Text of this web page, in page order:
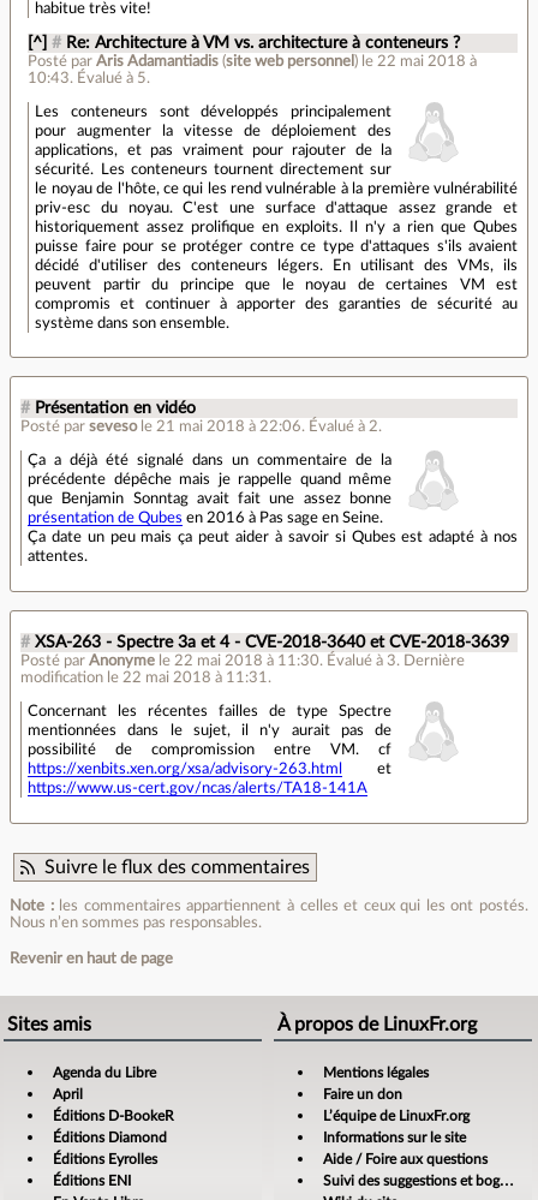
habitue très vite!
[^] # Re: Architecture à VM vs. architecture à conteneurs ?
Posté parAris Adamantiadis (site web personnel ) le 22 mai 2018 à
10:43. Évalué à 5.
Les conteneurs sont développés principalement
pour augmenter la vitesse de déploiement des
applications, et pas vraiment pour rajouter de la
sécurité. Les conteneurs tournent directement sur
le noyau de l'hôte, ce qui les rend vulnérable à la première vulnérabilité
priv-esc du noyau. C'est une surface d'attaque assez grande et
historiquement assez prolifique en exploits. Il n'y a rien que Qubes
puisse faire pour se protéger contre ce type d'attaques s'ils avaient
décidé d'utiliser des conteneurs légers. En utilisant des VMs, ils
peuvent partir du principe que le noyau de certaines VM est
compromis et continuer à apporter des garanties de sécurité au
système dans son ensemble.
# Présentation en vidéo
Posté par seveso le 21 mai 2018 à 22:06. Évalué à 2.
Ça a déjà été signalé dans un commentaire de la
précédente dépêche mais je rappelle quand même
que Benjamin Sonntag avait fait une assez bonne
présentation de Qubes en 2016 à Pas sage en Seine.
Ça date un peu mais ça peut aider à savoir si Qubes est adapté à nos
attentes.
# XSA-263 - Spectre 3a et 4 - CVE-2018-3640 et CVE-2018-3639
Posté par Anonyme le 22 mai 2018 à 11:30. Évalué à 3. Dernière
modification le 22 mai 2018 à 11:31.
Concernant les récentes failles de type Spectre
mentionnées dans le sujet, il n'y aurait pas de
possibilité de compromission entre VM. cf
https://xenbits.xen.org/xsa/advisory-263.html
et
https://www.us-cert.gov/ncas/alerts/TA18-141A
Suivre le flux des commentaires
Note :les commentaires appartiennent à celles et ceux qui les ont postés.
Nous n’en sommes pas responsables.
Revenir en haut de page
Sites amis
Agenda du Libre
April
Éditions D-BookeR
Éditions Diamond
Éditions Eyrolles
Éditions ENI
À propos de LinuxFr.org
Mentions légales
Faire un don
L’équipe de LinuxFr.org
Informations sur le site
Aide / Foire aux questions
Suivi des suggestions et bogues